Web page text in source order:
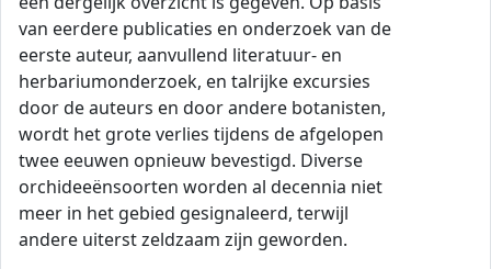
van eerdere publicaties en onderzoek van de
eerste auteur, aanvullend literatuur- en
herbariumonderzoek, en talrijke excursies
door de auteurs en door andere botanisten,
wordt het grote verlies tijdens de afgelopen
twee eeuwen opnieuw bevestigd. Diverse
orchideeënsoorten worden al decennia niet
meer in het gebied gesignaleerd, terwijl
andere uiterst zeldzaam zijn geworden.